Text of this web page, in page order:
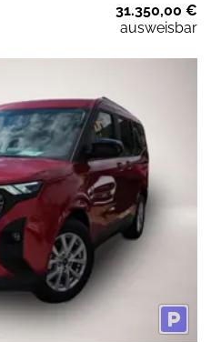
31.350,00 €
ausweisbar